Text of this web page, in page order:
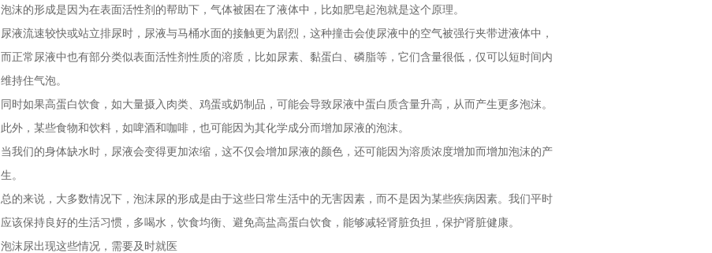
泡沫的形成是因为在表面活性剂的帮助下，气体被困在了液体中，比如肥皂起泡就是这个原理。
尿液流速较快或站立排尿时，尿液与马桶水面的接触更为剧烈，这种撞击会使尿液中的空气被强行夹带进液体中，
而正常尿液中也有部分类似表面活性剂性质的溶质，比如尿素、黏蛋白、磷脂等，它们含量很低，仅可以短时间内
维持住气泡。
同时如果高蛋白饮食，如大量摄入肉类、鸡蛋或奶制品，可能会导致尿液中蛋白质含量升高，从而产生更多泡沫。
此外，某些食物和饮料，如啤酒和咖啡，也可能因为其化学成分而增加尿液的泡沫。
当我们的身体缺水时，尿液会变得更加浓缩，这不仅会增加尿液的颜色，还可能因为溶质浓度增加而增加泡沫的产
生。
总的来说，大多数情况下，泡沫尿的形成是由于这些日常生活中的无害因素，而不是因为某些疾病因素。我们平时
应该保持良好的生活习惯，多喝水，饮食均衡、避免高盐高蛋白饮食，能够减轻肾脏负担，保护肾脏健康。
泡沫尿出现这些情况，需要及时就医